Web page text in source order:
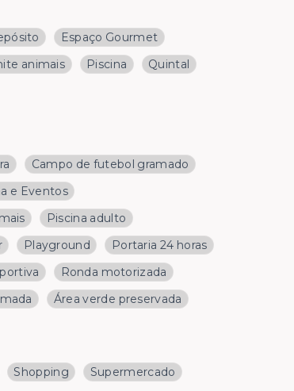
Espaço Gourmet
animais Piscina
Quintal
Campo de futebol gramado
e Eventos
Piscina adulto
Playground
Portaria 24 horas
Ronda motorizada
Área verde preservada
Shopping
Supermercado